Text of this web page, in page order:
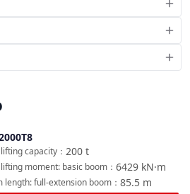
200 t
capacity ：
6429 kN·m
moment: basic boom ：
85.5 m
length: full-extension boom ：